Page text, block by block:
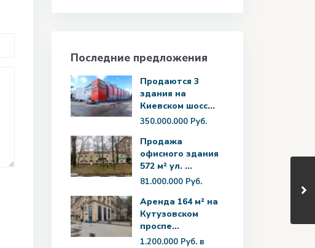
Последние предложения
Продаются 3
здания на
Киевском шосс...
350.000.000 Руб.
Продажа
офисного здания
572 м² ул. ...
81.000.000 Руб.
Аренда 164 м² на
Кутузовском
проспе...
1.200.000 Руб. в